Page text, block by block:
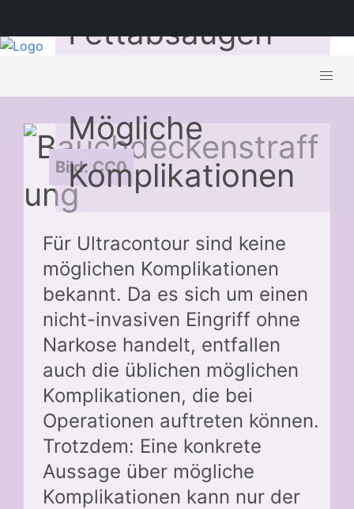
Bild: CC0
Fettabsaugen
Mögliche
Komplikationen
Für Ultracontour sind keine
möglichen Komplikationen
bekannt. Da es sich um einen
nicht-invasiven Eingriff ohne
Narkose handelt, entfallen
auch die üblichen möglichen
Komplikationen, die bei
Operationen auftreten können.
Trotzdem: Eine konkrete
Aussage über mögliche
Komplikationen kann nur der